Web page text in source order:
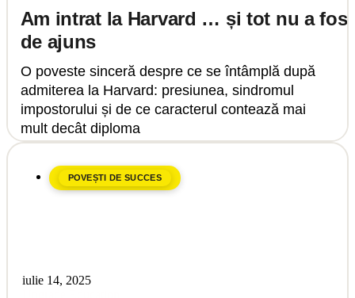
Am intrat la Harvard … și tot nu a fost
de ajuns
O poveste sinceră despre ce se întâmplă după
admiterea la Harvard: presiunea, sindromul
impostorului și de ce caracterul contează mai
mult decât diploma
POVEȘTI DE SUCCES
iulie 14, 2025